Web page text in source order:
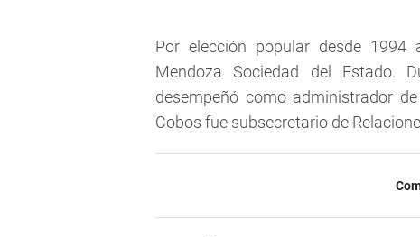
Por elección popular desde
Mendoza Sociedad del Estado.
desempeñó como administrador
Cobos fue subsecretario de